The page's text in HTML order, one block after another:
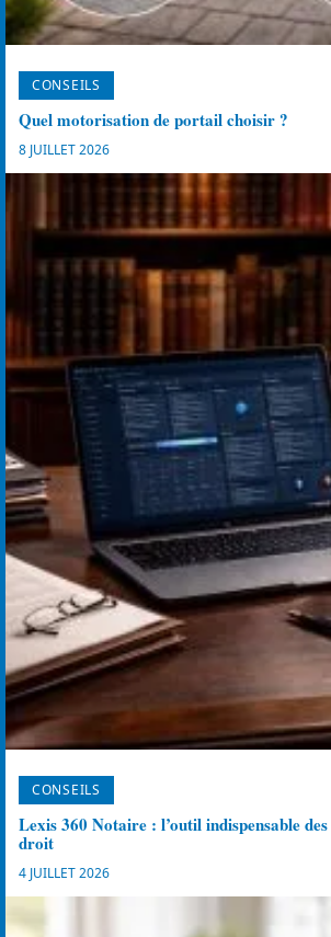
CONSEILS
Quel motorisation de portail choisir ?
8 JUILLET 2026
CONSEILS
Lexis 360 Notaire : l’outil indispensable
droit
4 JUILLET 2026